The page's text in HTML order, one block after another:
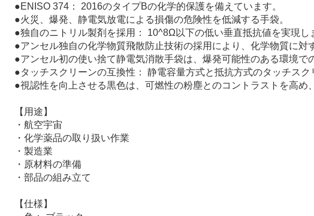
●ENISO 374： 2016のタイプBの化学的保護を備えています。
●火災、爆発、静電気放電による損傷の危険性を低減する手袋。
●独自のニトリル製剤を採用： 10^8Ω以下の低い垂直抵抗値を実現し
●アンセル独自の化学物質飛散防止技術の採用により、化学物質に対
●アンセル初の使い捨て静電気消散手袋は、爆発可能性のある環境で
●タッチスクリーンの互換性： 静電容量方式と抵抗方式のタッチス
●視認性を向上させる黒色は、可燃性の粉塵とのコントラストを高め
【用途】
・航空宇宙
・化学薬品の取り扱い作業
・製造業
・原材料の準備
・部品の組み立て
【仕様】